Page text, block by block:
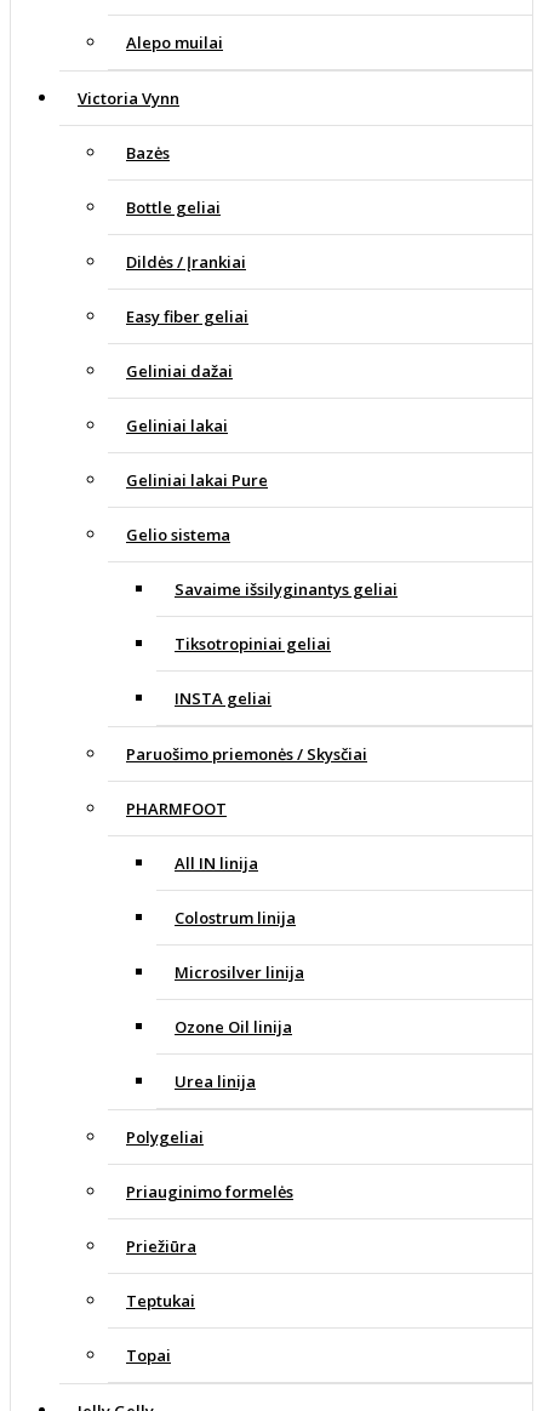
Alepo muilai
Victoria Vynn
Bazės
Bottle geliai
Dildės / Įrankiai
Easy fiber geliai
Geliniai dažai
Geliniai lakai
Geliniai lakai Pure
Gelio sistema
Savaime išsilyginantys geliai
Tiksotropiniai geliai
INSTA geliai
Paruošimo priemonės / Skysčiai
PHARMFOOT
All IN linija
Colostrum linija
Microsilver linija
Ozone Oil linija
Urea linija
Polygeliai
Priauginimo formelės
Priežiūra
Teptukai
Topai